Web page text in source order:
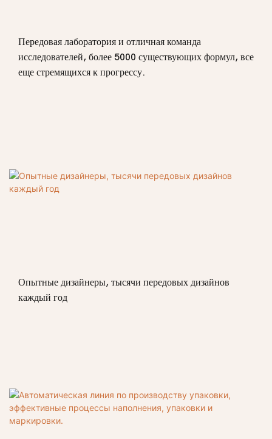
Передовая лаборатория и отличная команда
исследователей, более 5000 существующих формул, все
еще стремящихся к прогрессу.
Опытные дизайнеры, тысячи передовых дизайнов
каждый год